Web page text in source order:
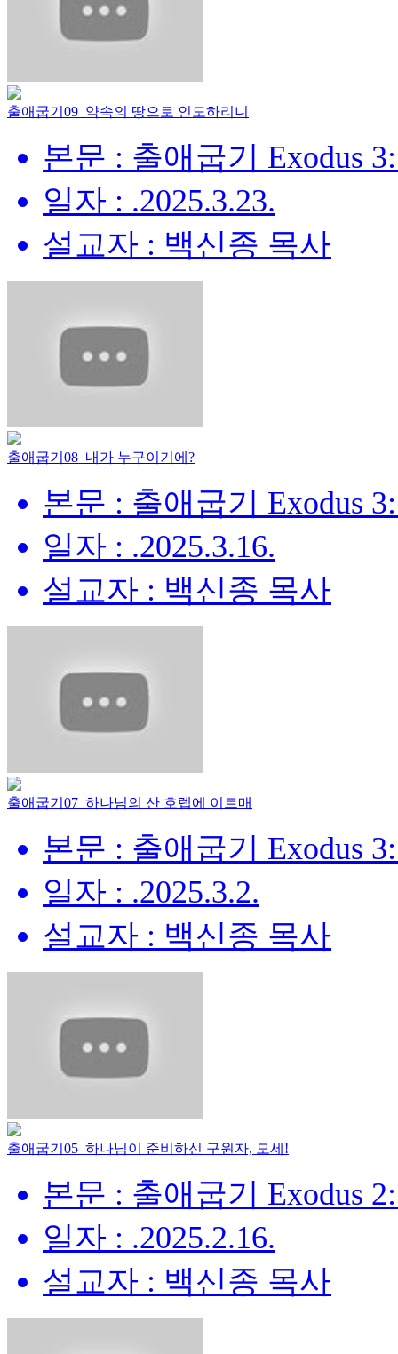
출애굽기09_약속의 땅으로 인도하리니
본문 : 출애굽기 Exodus
일자 : .2025.3.23.
설교자 : 백신종 목사
출애굽기08_내가 누구이기에?
본문 : 출애굽기 Exodus
일자 : .2025.3.16.
설교자 : 백신종 목사
출애굽기07_하나님의 산 호렙에 이르매
본문 : 출애굽기 Exodus
일자 : .2025.3.2.
설교자 : 백신종 목사
출애굽기05_하나님이 준비하신 구원자, 모세!
본문 : 출애굽기 Exodus
일자 : .2025.2.16.
설교자 : 백신종 목사